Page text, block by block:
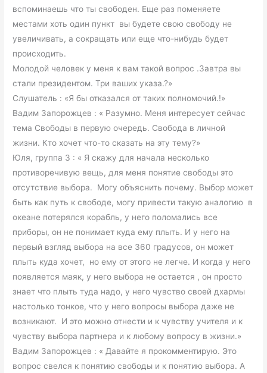
вспоминаешь что ты свободен. Еще раз поменяете
местами хоть один пункт вы будете свою свободу не
увеличивать, а сокращать или еще что-нибудь будет
происходить.
Молодой человек у меня к вам такой вопрос .Завтра вы
стали президентом. Три ваших указа.?»
Слушатель : «Я бы отказался от таких полномочий.!»
Вадим Запорожцев : « Разумно. Меня интересует сейчас
тема Свободы в первую очередь. Свобода в личной
жизни. Кто хочет что-то сказать на эту тему?»
Юля, группа 3 : « Я скажу для начала несколько
противоречивую вещь, для меня понятие свободы это
отсутствие выбора. Могу объяснить почему. Выбор может
быть как путь к свободе, могу привести такую аналогию в
океане потерялся корабль, у него поломались все
приборы, он не понимает куда ему плыть. И у него на
первый взгляд выбора на все 360 градусов, он может
плыть куда хочет, но ему от этого не легче. И когда у него
появляется маяк, у него выбора не остается , он просто
знает что плыть туда надо, у него чувство своей дхармы
настолько тонкое, что у него вопросы выбора даже не
возникают. И это можно отнести и к чувству учителя и к
чувству выбора партнера и к любому вопросу в жизни.»
Вадим Запорожцев : « Давайте я прокомментирую. Это
вопрос свелся к понятию свободы и к понятию выбора. А